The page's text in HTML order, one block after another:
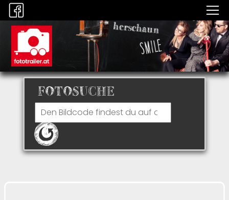
FOTOSUCHE